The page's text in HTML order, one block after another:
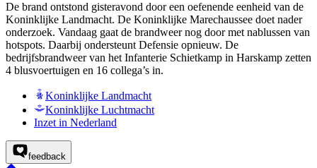
De brand ontstond gisteravond door een oefenende eenheid van de
Koninklijke Landmacht. De Koninklijke Marechaussee doet nader
onderzoek. Vandaag gaat de brandweer nog door met nablussen van
hotspots. Daarbij ondersteunt Defensie opnieuw. De
bedrijfsbrandweer van het Infanterie Schietkamp in Harskamp zetten
4 blusvoertuigen en 16 collega’s in.
Koninklijke Landmacht
Koninklijke Luchtmacht
Inzet in Nederland
feedback